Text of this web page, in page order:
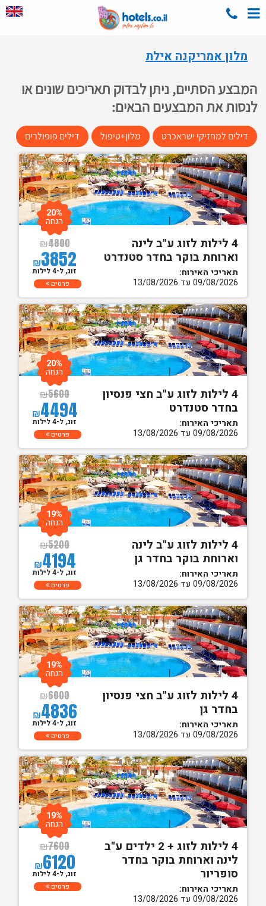
מלון אמריקנה אילת
המבצע הסתיים, ניתן לבדוק תאריכים שונים או
לנסות את המבצעים הבאים:
דילים למחזיקי ישראכרט מלון+טיפול דילים פופולרים
4 לילות לזוג ע"ב לינה
וארוחת בוקר בחדר סטנדרט
תאריכי האירוח:
09/08/2026 עד 13/08/2026
₪4800
₪3852
20%
הנחה
זוג, ל-4 לילות
פרטים
4 לילות לזוג ע"ב חצי פנסיון
בחדר סטנדרט
תאריכי האירוח:
09/08/2026 עד 13/08/2026
₪5600
₪4494
20%
הנחה
זוג, ל-4 לילות
פרטים
4 לילות לזוג ע"ב לינה
וארוחת בוקר בחדר גן
תאריכי האירוח:
09/08/2026 עד 13/08/2026
₪5200
₪4194
19%
הנחה
זוג, ל-4 לילות
פרטים
4 לילות לזוג ע"ב חצי פנסיון
בחדר גן
תאריכי האירוח:
09/08/2026 עד 13/08/2026
₪6000
₪4836
19%
הנחה
זוג, ל-4 לילות
פרטים
4 לילות לזוג + 2 ילדים ע"ב
לינה וארוחת בוקר בחדר
סופריור
תאריכי האירוח:
09/08/2026 עד 13/08/2026
₪7600
₪6120
19%
הנחה
זוג, ל-4 לילות
פרטים